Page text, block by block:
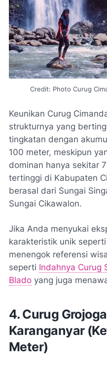
Credit: Photo Curug
Keunikan Curug
strukturnya yang
tingkatan dengan
100 meter, meskipun
dominan hanya sekitar
tertinggi di Kabupaten
berasal dari Sungai
Sungai Cikawalon.
Jika Anda menyukai
karakteristik unik
menengok referensi
seperti Indahnya Curug
Blado yang juga
4. Curug
Karanganyar
Meter)